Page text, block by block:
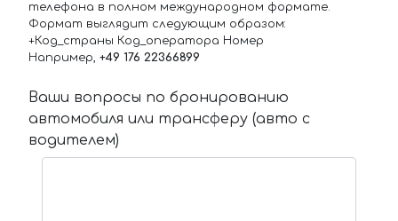
телефона в полном международном формате.
Формат выглядит следующим образом:
+Код_страны Код_оператора Номер
Например, +49 176 22366899
Ваши вопросы по бронированию
автомобиля или трансферу (авто с
водителем)